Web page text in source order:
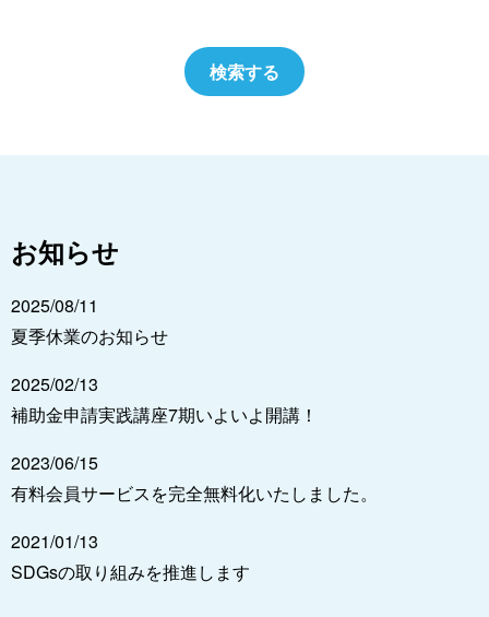
お知らせ
2025/08/11
夏季休業のお知らせ
2025/02/13
補助金申請実践講座7期いよいよ開講！
2023/06/15
有料会員サービスを完全無料化いたしました。
2021/01/13
SDGsの取り組みを推進します